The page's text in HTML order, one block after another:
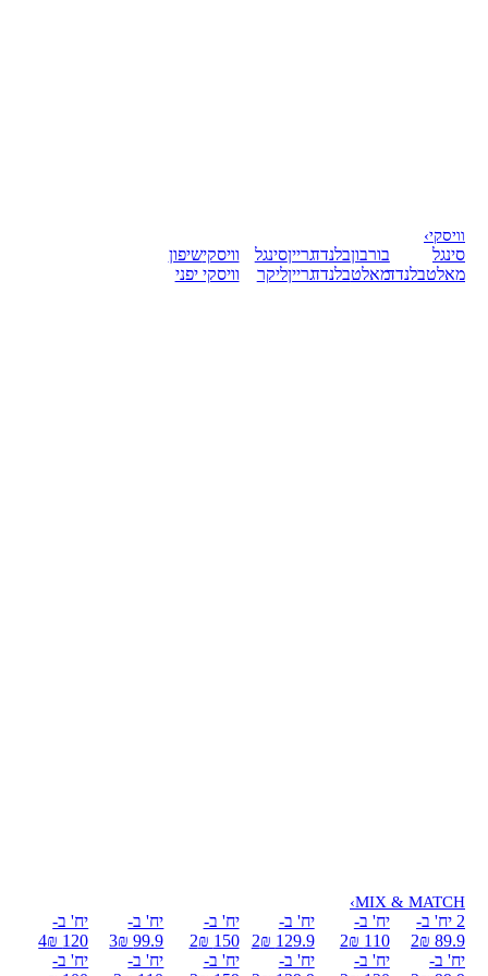
וויסקי›
סינגל
מאלטבלנדד
בורבוןבלנדד
מאלטבלנדד
גרייןסינגל
גרייןליקר
וויסקישיפון
וויסקי יפני
MIX & MATCH
›
2 יח' ב-
89.9 ₪
2
יח' ב-
יח' ב-
110 ₪
2
יח' ב-
יח' ב-
129.9 ₪
2
יח' ב-
יח' ב-
150 ₪
2
יח' ב-
יח' ב-
99.9 ₪
3
יח' ב-
יח' ב-
120 ₪
4
יח' ב-